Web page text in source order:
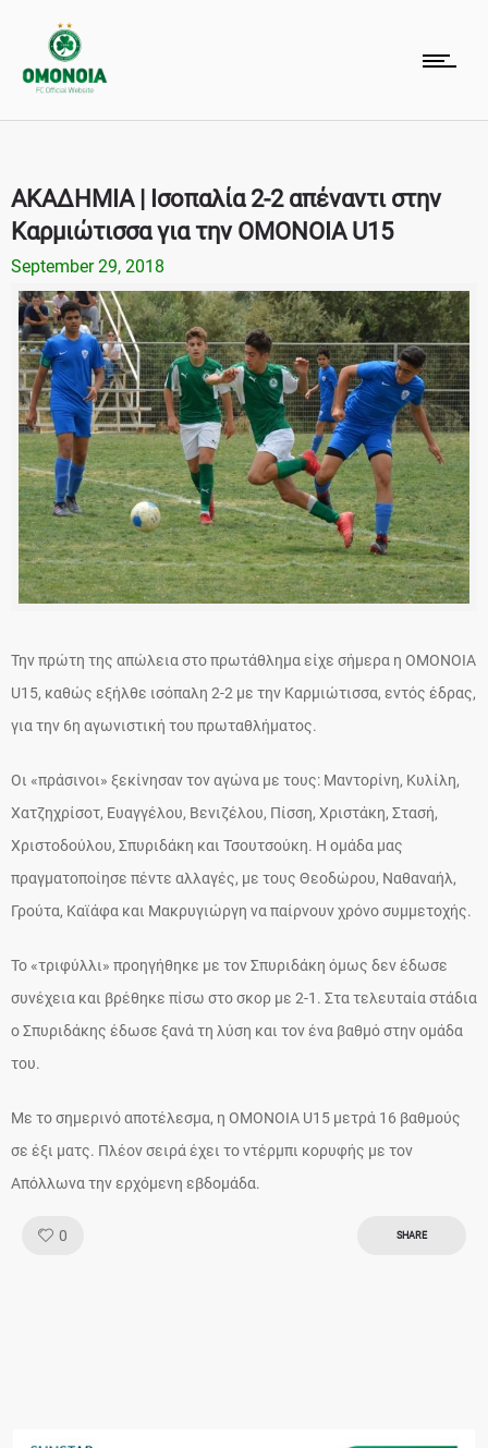
ΑΚΑΔΗΜΙΑ | Ισοπαλία 2-2 απέναντι στην
Καρμιώτισσα για την ΟΜΟΝΟΙΑ U15
September 29, 2018
Την πρώτη της απώλεια στο πρωτάθλημα είχε σήμερα η ΟΜΟΝΟΙΑ
U15, καθώς εξήλθε ισόπαλη 2-2 με την Καρμιώτισσα, εντός έδρας,
για την 6η αγωνιστική του πρωταθλήματος.
Οι «πράσινοι» ξεκίνησαν τον αγώνα με τους: Μαντορίνη, Κυλίλη,
Χατζηχρίσοτ, Ευαγγέλου, Βενιζέλου, Πίσση, Χριστάκη, Στασή,
Χριστοδούλου, Σπυριδάκη και Τσουτσούκη. Η ομάδα μας
πραγματοποίησε πέντε αλλαγές, με τους Θεοδώρου, Ναθαναήλ,
Γρούτα, Καϊάφα και Μακρυγιώργη να παίρνουν χρόνο συμμετοχής.
Το «τριφύλλι» προηγήθηκε με τον Σπυριδάκη όμως δεν έδωσε
συνέχεια και βρέθηκε πίσω στο σκορ με 2-1. Στα τελευταία στάδια
ο Σπυριδάκης έδωσε ξανά τη λύση και τον ένα βαθμό στην ομάδα
του.
Με το σημερινό αποτέλεσμα, η ΟΜΟΝΟΙΑ U15 μετρά 16 βαθμούς
σε έξι ματς. Πλέον σειρά έχει το ντέρμπι κορυφής με τον
Απόλλωνα την ερχόμενη εβδομάδα.
0 SHARE